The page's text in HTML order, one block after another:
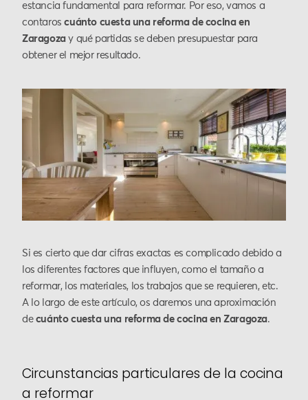
estancia fundamental para reformar. Por eso, vamos a
contaroscuánto cuesta una reforma de cocina en
Zaragozay qué partidas se deben presupuestar para
obtener el mejor resultado.
Si es cierto que dar cifras exactas es complicado debido a
los diferentes factores que influyen, como el tamaño a
reformar, los materiales, los trabajos que se requieren, etc.
A lo largo de este artículo, os daremos una aproximación
de cuánto cuesta una reforma de cocina en Zaragoza.
Circunstancias particulares de la cocina
a reformar